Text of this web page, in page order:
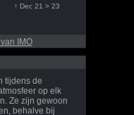
↑ Dec 21 > 23
IMO
tijdens de
op elk
Ze zijn gewoon
behalve bij